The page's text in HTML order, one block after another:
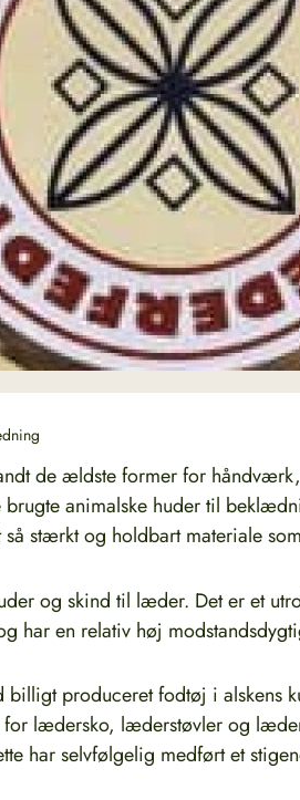
de ældste former for
animalske huder til
stærkt og holdbart materiale
og skind til læder. Det er et
har en relativ høj
billigt produceret fodtøj i alskens
for lædersko, læderstøvler og
har selvfølgelig medført et